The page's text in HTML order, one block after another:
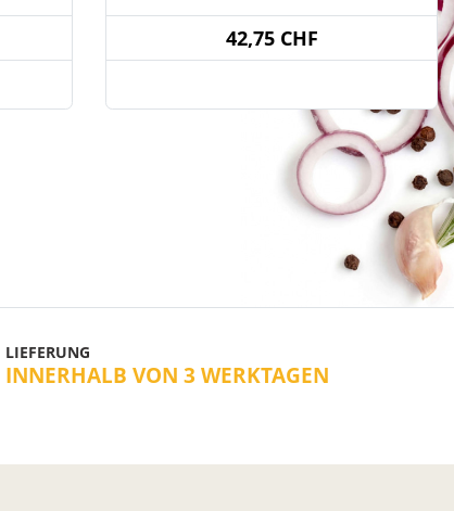
42,75 CHF
LIEFERUNG
INNERHALB VON 3 WERKTAGEN